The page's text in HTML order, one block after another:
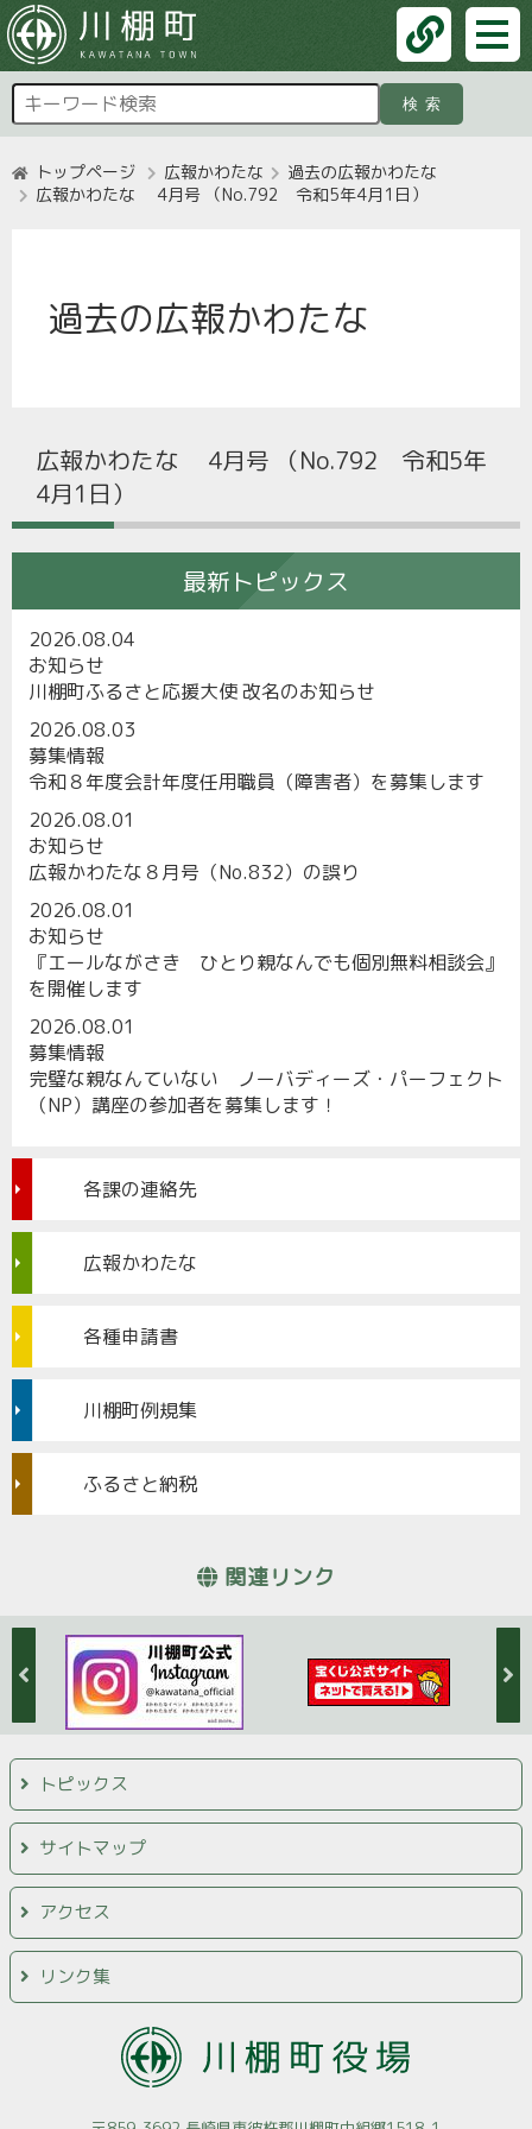
検索
トップページ 広報かわたな
過去の広報かわたな
広報かわたな 4月号 （No.792 令和5年4月1日）
過去の広報かわたな
広報かわたな 4月号 （No.792 令和5年
4月1日）
最新トピックス
2026.08.04
お知らせ
川棚町ふるさと応援大使 改名のお知らせ
2026.08.03
募集情報
令和８年度会計年度任用職員（障害者）を募集します
2026.08.01
お知らせ
広報かわたな８月号（No.832）の誤り
2026.08.01
お知らせ
『エールながさき ひとり親なんでも個別無料相談会』
を開催します
2026.08.01
募集情報
完璧な親なんていない ノーバディーズ・パーフェクト
（NP）講座の参加者を募集します！
各課の連絡先
広報かわたな
各種申請書
川棚町例規集
ふるさと納税
関連リンク
トピックス
サイトマップ
アクセス
リンク集